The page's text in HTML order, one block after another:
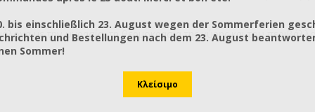
με την υγρασία, τη θερμοκρασία της γύρης και του
bis einschließlich 23. August wegen der Sommerferien
und Bestellungen nach dem 23. August
Sommer!